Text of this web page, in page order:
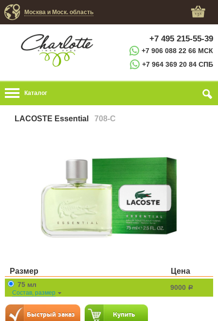
Москва и Моск. область
+7 495 215-55-39
+7 906 088 22 66 МСК
+7 964 369 20 84 СПБ
Каталог
LACOSTE Essential 708-C
Размер Цена
75 мл
Состав, размер
9000 a